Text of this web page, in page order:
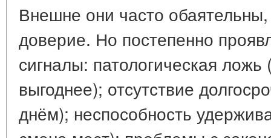
Внешне они часто
доверие. Но постепенно
сигналы: патологическая ложь
выгоднее); отсутствие
днём); неспособность